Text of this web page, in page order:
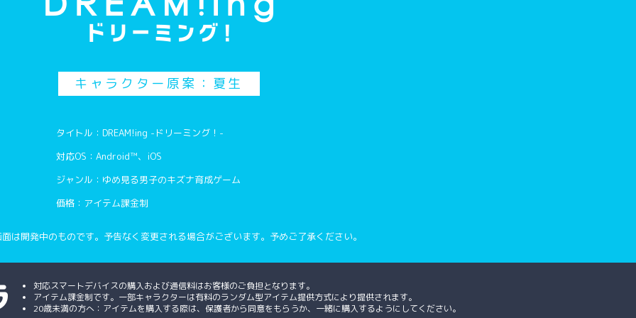
キャラクター原案：夏生
タイトル：DREAM!ing -ドリーミング！-
対応OS：Android™、iOS
ジャンル：ゆめ見る男子のキズナ育成ゲーム
価格：アイテム課金制
は開発中のものです。予告なく変更される場合がございます。予めご了承ください。
対応スマートデバイスの購入および通信料はお客様のご負担となります。
アイテム課金制です。一部キャラクターは有料のランダム型アイテム提供方式により提供されます。
20歳未満の方へ：アイテムを購入する際は、保護者から同意をもらうか、一緒に購入するようにしてください。